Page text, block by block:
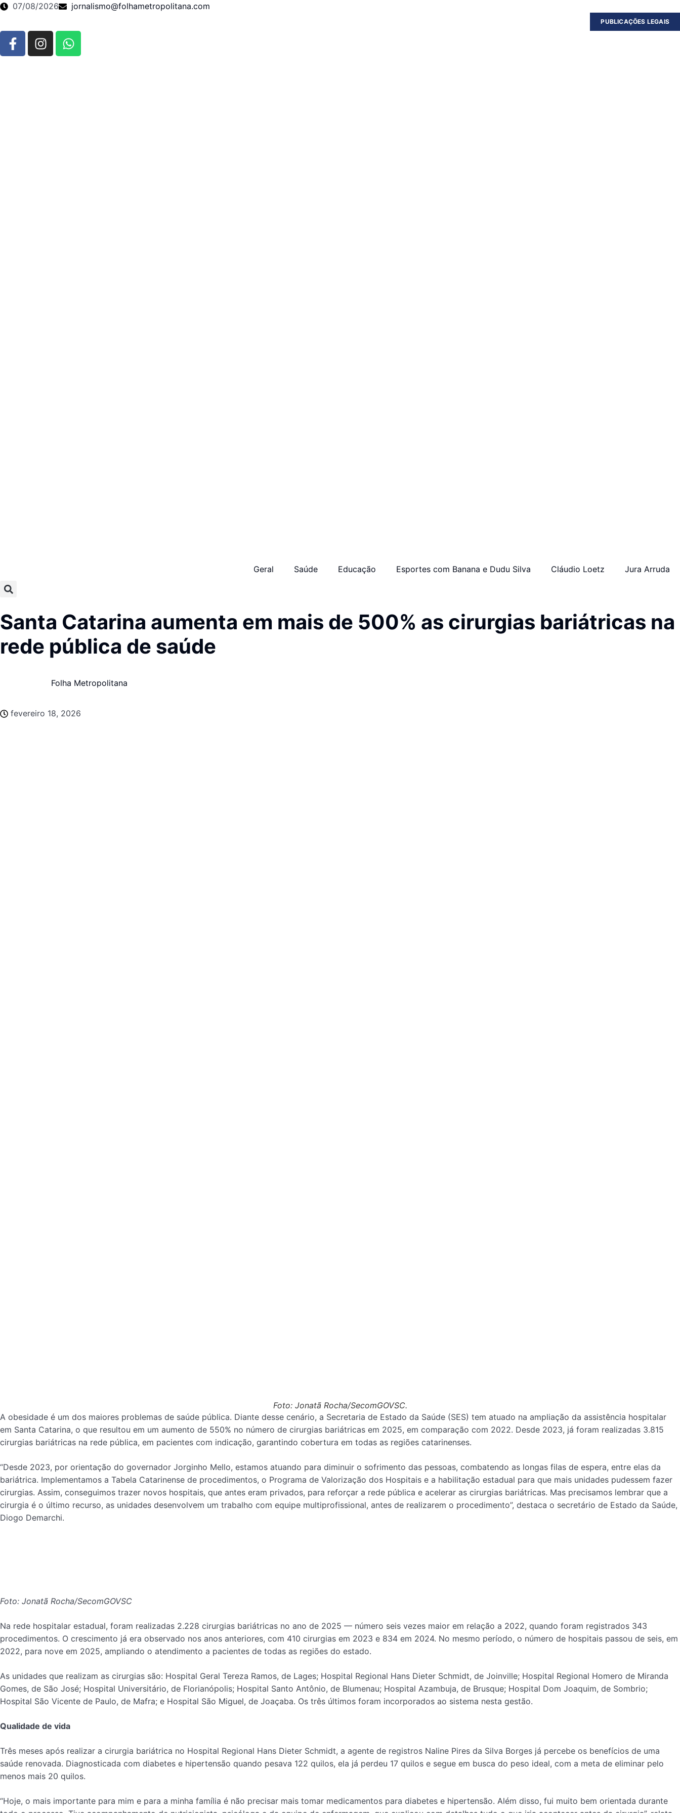
07/08/2026 jornalismo@folhametropolitana.com
PUBLICAÇÕES LEGAIS
Geral Saúde Educação Esportes com Banana e Dudu Silva Cláudio Loetz Jura Arruda
Santa Catarina aumenta em mais de 500% as cirurgias bariátricas na
rede pública de saúde
Folha Metropolitana
fevereiro 18, 2026
Foto: Jonatã Rocha/SecomGOVSC.
A obesidade é um dos maiores problemas de saúde pública. Diante desse cenário, a Secretaria de Estado da Saúde (SES) tem atuado na ampliação da assistência hospitalar
em Santa Catarina, o que resultou em um aumento de 550% no número de cirurgias bariátricas em 2025, em comparação com 2022. Desde 2023, já foram realizadas 3.815
cirurgias bariátricas na rede pública, em pacientes com indicação, garantindo cobertura em todas as regiões catarinenses.
“Desde 2023, por orientação do governador Jorginho Mello, estamos atuando para diminuir o sofrimento das pessoas, combatendo as longas filas de espera, entre elas da
bariátrica. Implementamos a Tabela Catarinense de procedimentos, o Programa de Valorização dos Hospitais e a habilitação estadual para que mais unidades pudessem fazer
cirurgias. Assim, conseguimos trazer novos hospitais, que antes eram privados, para reforçar a rede pública e acelerar as cirurgias bariátricas. Mas precisamos lembrar que a
cirurgia é o último recurso, as unidades desenvolvem um trabalho com equipe multiprofissional, antes de realizarem o procedimento”, destaca o secretário de Estado da Saúde,
Diogo Demarchi.
Foto: Jonatã Rocha/SecomGOVSC
Na rede hospitalar estadual, foram realizadas 2.228 cirurgias bariátricas no ano de 2025 — número seis vezes maior em relação a 2022, quando foram registrados 343
procedimentos. O crescimento já era observado nos anos anteriores, com 410 cirurgias em 2023 e 834 em 2024. No mesmo período, o número de hospitais passou de seis, em
2022, para nove em 2025, ampliando o atendimento a pacientes de todas as regiões do estado.
As unidades que realizam as cirurgias são: Hospital Geral Tereza Ramos, de Lages; Hospital Regional Hans Dieter Schmidt, de Joinville; Hospital Regional Homero de Miranda
Gomes, de São José; Hospital Universitário, de Florianópolis; Hospital Santo Antônio, de Blumenau; Hospital Azambuja, de Brusque; Hospital Dom Joaquim, de Sombrio;
Hospital São Vicente de Paulo, de Mafra; e Hospital São Miguel, de Joaçaba. Os três últimos foram incorporados ao sistema nesta gestão.
Qualidade de vida
Três meses após realizar a cirurgia bariátrica no Hospital Regional Hans Dieter Schmidt, a agente de registros Naline Pires da Silva Borges já percebe os benefícios de uma
saúde renovada. Diagnosticada com diabetes e hipertensão quando pesava 122 quilos, ela já perdeu 17 quilos e segue em busca do peso ideal, com a meta de eliminar pelo
menos mais 20 quilos.
“Hoje, o mais importante para mim e para a minha família é não precisar mais tomar medicamentos para diabetes e hipertensão. Além disso, fui muito bem orientada durante